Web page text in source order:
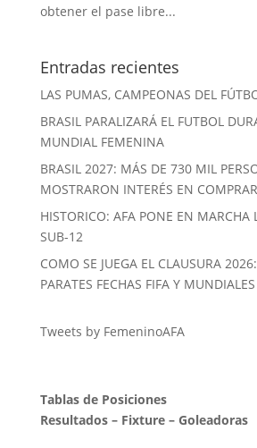
obtener el pase libre...
Entradas recientes
LAS PUMAS, CAMPEONAS DEL
BRASIL PARALIZARÁ EL FUTBOL
MUNDIAL FEMENINA
BRASIL 2027: MÁS DE 730 MIL
MOSTRARON INTERÉS EN
HISTORICO: AFA PONE EN MARCHA
SUB-12
COMO SE JUEGA EL CLAUSURA
PARATES FECHAS FIFA Y MUNDIALES
Tweets by FemeninoAFA
Tablas de Posiciones
Resultados– Fixture– Goleadoras